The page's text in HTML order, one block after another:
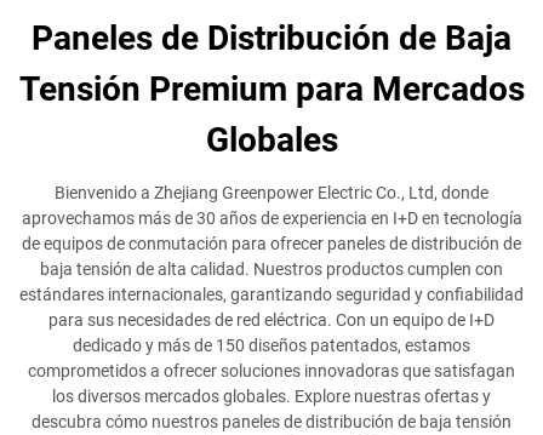
Paneles de Distribución de Baja
Tensión Premium para Mercados
Globales
Bienvenido a Zhejiang Greenpower Electric Co., Ltd, donde
aprovechamos más de 30 años de experiencia en I+D en tecnología
de equipos de conmutación para ofrecer paneles de distribución de
baja tensión de alta calidad. Nuestros productos cumplen con
estándares internacionales, garantizando seguridad y confiabilidad
para sus necesidades de red eléctrica. Con un equipo de I+D
dedicado y más de 150 diseños patentados, estamos
comprometidos a ofrecer soluciones innovadoras que satisfagan
los diversos mercados globales. Explore nuestras ofertas y
descubra cómo nuestros paneles de distribución de baja tensión